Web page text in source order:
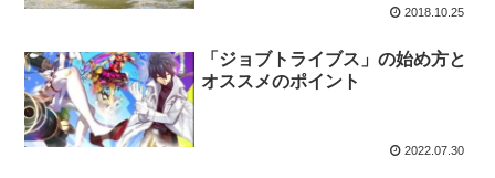
2018.10.25
「ジョブトライブス」の始め方と
オススメのポイント
2022.07.30